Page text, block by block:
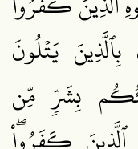
يَتۡلُونَ
بِشَرّٖ مِّن